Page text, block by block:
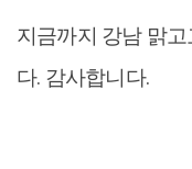
지금까지 강남 맑
다. 감사합니다.